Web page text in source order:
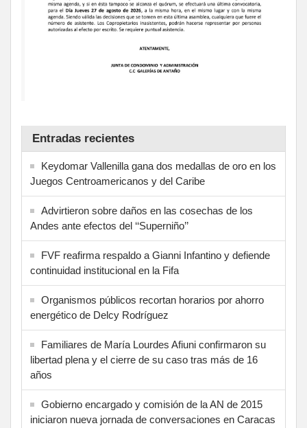
Entradas recientes
Keydomar Vallenilla gana dos medallas de oro en los
Juegos Centroamericanos y del Caribe
Advirtieron sobre daños en las cosechas de los
Andes ante efectos del ‘‘Superniño’’
FVF reafirma respaldo a Gianni Infantino y defiende
continuidad institucional en la Fifa
Organismos públicos recortan horarios por ahorro
energético de Delcy Rodríguez
Familiares de María Lourdes Afiuni confirmaron su
libertad plena y el cierre de su caso tras más de 16
años
Gobierno encargado y comisión de la AN de 2015
iniciaron nueva jornada de conversaciones en Caracas